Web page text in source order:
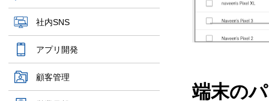
社内SNS
アプリ開発
顧客管理
端末の